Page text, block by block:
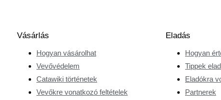
Vásárlás
Hogyan vásárolhat
Vevővédelem
Catawiki történetek
Vevőkre vonatkozó feltételek
Eladás
Hogyan
Tippek
Eladókra
Partnerek